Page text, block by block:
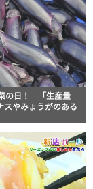
の日！ 「生産量
スやみょうがのある